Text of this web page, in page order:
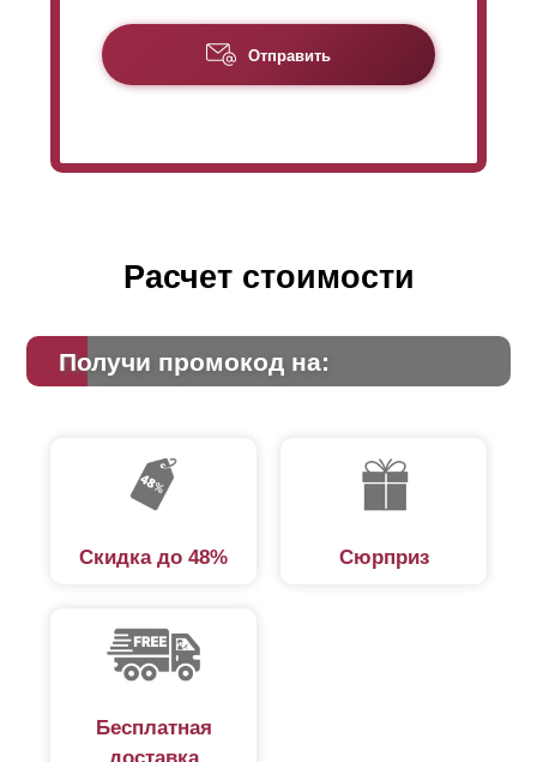
Отправить
Расчет стоимости
Получи промокод на:
Скидка до 48% Сюрприз
Бесплатная